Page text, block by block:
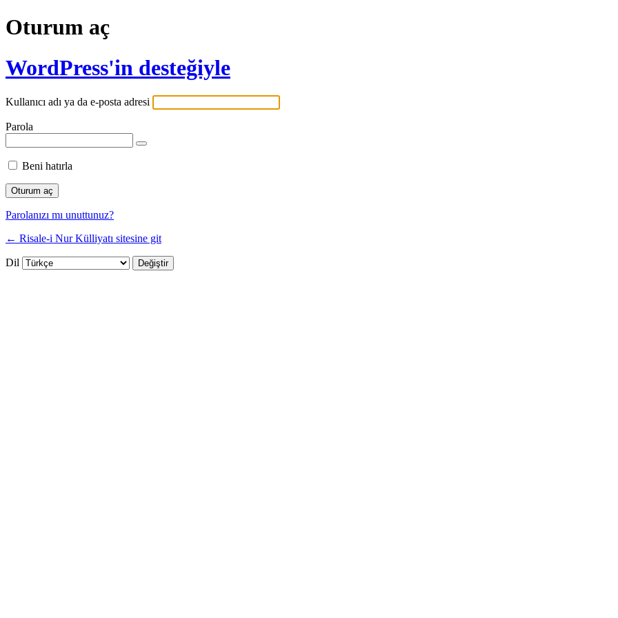
Oturum aç
WordPress'in desteğiyle
Kullanıcı adı ya da e-posta adresi
Parola
Beni hatırla
Parolanızı mı unuttunuz?
← Risale-i Nur Külliyatı sitesine git
Dil